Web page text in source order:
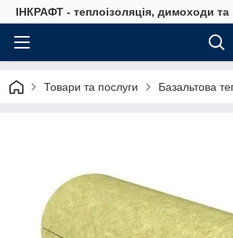
ІНКРАФТ - теплоізоляція, димоходи та
Товари та послуги Базальтова